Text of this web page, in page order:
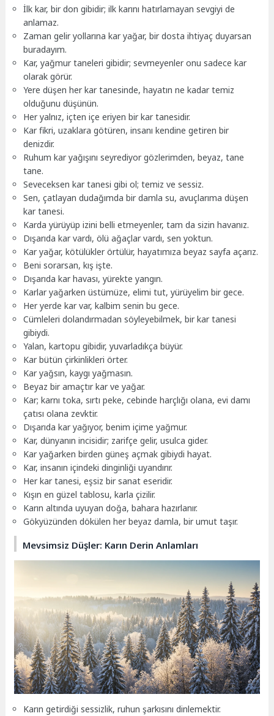
İlk kar, bir don gibidir; ilk karını hatırlamayan sevgiyi de
anlamaz.
Zaman gelir yollarına kar yağar, bir dosta ihtiyaç duyarsan
buradayım.
Kar, yağmur taneleri gibidir; sevmeyenler onu sadece kar
olarak görür.
Yere düşen her kar tanesinde, hayatın ne kadar temiz
olduğunu düşünün.
Her yalnız, içten içe eriyen bir kar tanesidir.
Kar fikri, uzaklara götüren, insanı kendine getiren bir
denizdir.
Ruhum kar yağışını seyrediyor gözlerimden, beyaz, tane
tane.
Seveceksen kar tanesi gibi ol; temiz ve sessiz.
Sen, çatlayan dudağımda bir damla su, avuçlarıma düşen
kar tanesi.
Karda yürüyüp izini belli etmeyenler, tam da sizin havanız.
Dışarıda kar vardı, ölü ağaçlar vardı, sen yoktun.
Kar yağar, kötülükler örtülür, hayatımıza beyaz sayfa açarız.
Beni sorarsan, kış işte.
Dışarıda kar havası, yürekte yangın.
Karlar yağarken üstümüze, elimi tut, yürüyelim bir gece.
Her yerde kar var, kalbim senin bu gece.
Cümleleri dolandırmadan söyleyebilmek, bir kar tanesi
gibiydi.
Yalan, kartopu gibidir, yuvarladıkça büyür.
Kar bütün çirkinlikleri örter.
Kar yağsın, kaygı yağmasın.
Beyaz bir amaçtır kar ve yağar.
Kar; karnı toka, sırtı peke, cebinde harçlığı olana, evi damı
çatısı olana zevktir.
Dışarıda kar yağıyor, benim içime yağmur.
Kar, dünyanın incisidir; zarifçe gelir, usulca gider.
Kar yağarken birden güneş açmak gibiydi hayat.
Kar, insanın içindeki dinginliği uyandırır.
Her kar tanesi, eşsiz bir sanat eseridir.
Kışın en güzel tablosu, karla çizilir.
Karın altında uyuyan doğa, bahara hazırlanır.
Gökyüzünden dökülen her beyaz damla, bir umut taşır.
Mevsimsiz Düşler: Karın Derin Anlamları
Karın getirdiği sessizlik, ruhun şarkısını dinlemektir.